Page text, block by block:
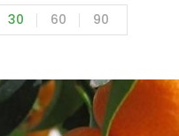
30 60 90